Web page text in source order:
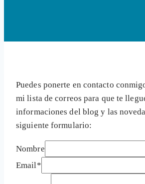
Puedes ponerte en contacto
mi lista de correos para que te
informaciones del blog y las
siguiente formulario:
Nombre
Email*